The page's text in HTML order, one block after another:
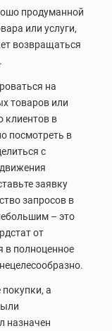
продуманной
или услуги,
возвращаться
на
товаров или
клиентов в
посмотреть в
с
заявку
запросов в
– это
от
в полноценное
покупки, а
назначен